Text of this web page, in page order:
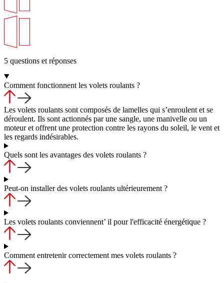
5 questions et réponses
Comment fonctionnent les volets roulants ?
Les volets roulants sont composés de lamelles qui s’enroulent et se
déroulent. Ils sont actionnés par une sangle, une manivelle ou un
moteur et offrent une protection contre les rayons du soleil, le vent et
les regards indésirables.
Quels sont les avantages des volets roulants ?
Peut-on installer des volets roulants ultérieurement ?
Les volets roulants conviennent’ il pour l'efficacité énergétique ?
Comment entretenir correctement mes volets roulants ?